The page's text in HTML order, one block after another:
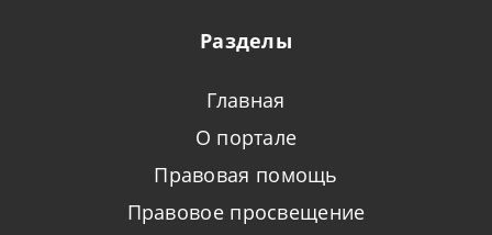
Разделы
Главная
О портале
Правовая помощь
Правовое просвещение